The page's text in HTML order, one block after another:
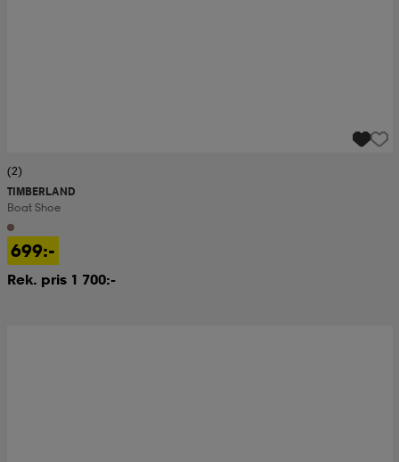
(2)
TIMBERLAND
Boat Shoe
699:-
Rek. pris 1 700:-